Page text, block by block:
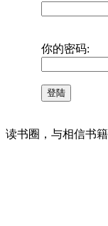
你的密码:
读书圈，与相信书